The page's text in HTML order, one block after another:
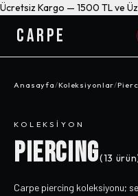
Ücretsiz Kargo — 1500 TL ve
CARPE
Anasayfa/Koleksiyonlar/
KOLEKSIYON
PIERCING(13
Carpe piercing koleksiyonu;